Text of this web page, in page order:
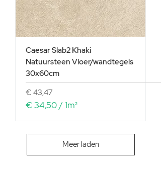
1
V
i
e
r
k
a
n
t
e
t
r
Caesar Slab2 Khaki
Natuursteen Vloer/wandtegels
30x60cm
Prijs
€ 43,47
€ 34,50/ 1m²
3
,
Meer laden